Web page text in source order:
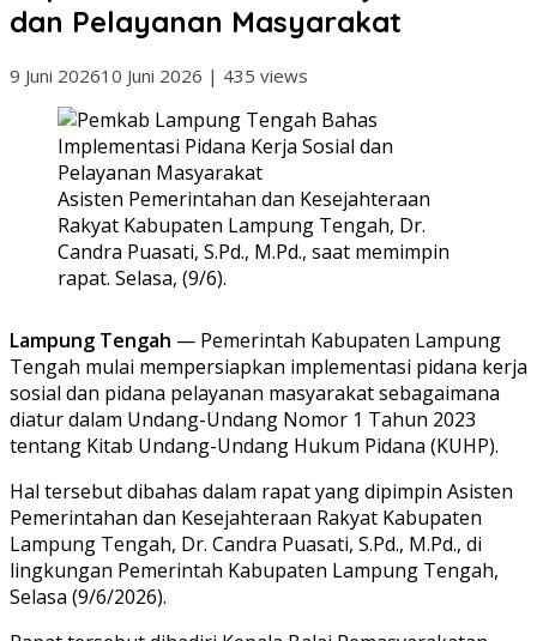
dan Pelayanan Masyarakat
9 Juni 202610 Juni 2026 | 435 views
Asisten Pemerintahan dan Kesejahteraan
Rakyat Kabupaten Lampung Tengah, Dr.
Candra Puasati, S.Pd., M.Pd., saat memimpin
rapat. Selasa, (9/6).
Lampung Tengah — Pemerintah Kabupaten Lampung
Tengah mulai mempersiapkan implementasi pidana kerja
sosial dan pidana pelayanan masyarakat sebagaimana
diatur dalam Undang-Undang Nomor 1 Tahun 2023
tentang Kitab Undang-Undang Hukum Pidana (KUHP).
Hal tersebut dibahas dalam rapat yang dipimpin Asisten
Pemerintahan dan Kesejahteraan Rakyat Kabupaten
Lampung Tengah, Dr. Candra Puasati, S.Pd., M.Pd., di
lingkungan Pemerintah Kabupaten Lampung Tengah,
Selasa (9/6/2026).